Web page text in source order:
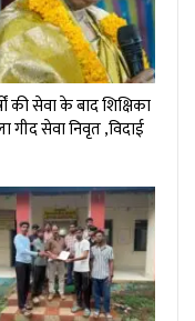
की सेवा के बाद शिक्षिका
सेवा निवृत ,विदाई